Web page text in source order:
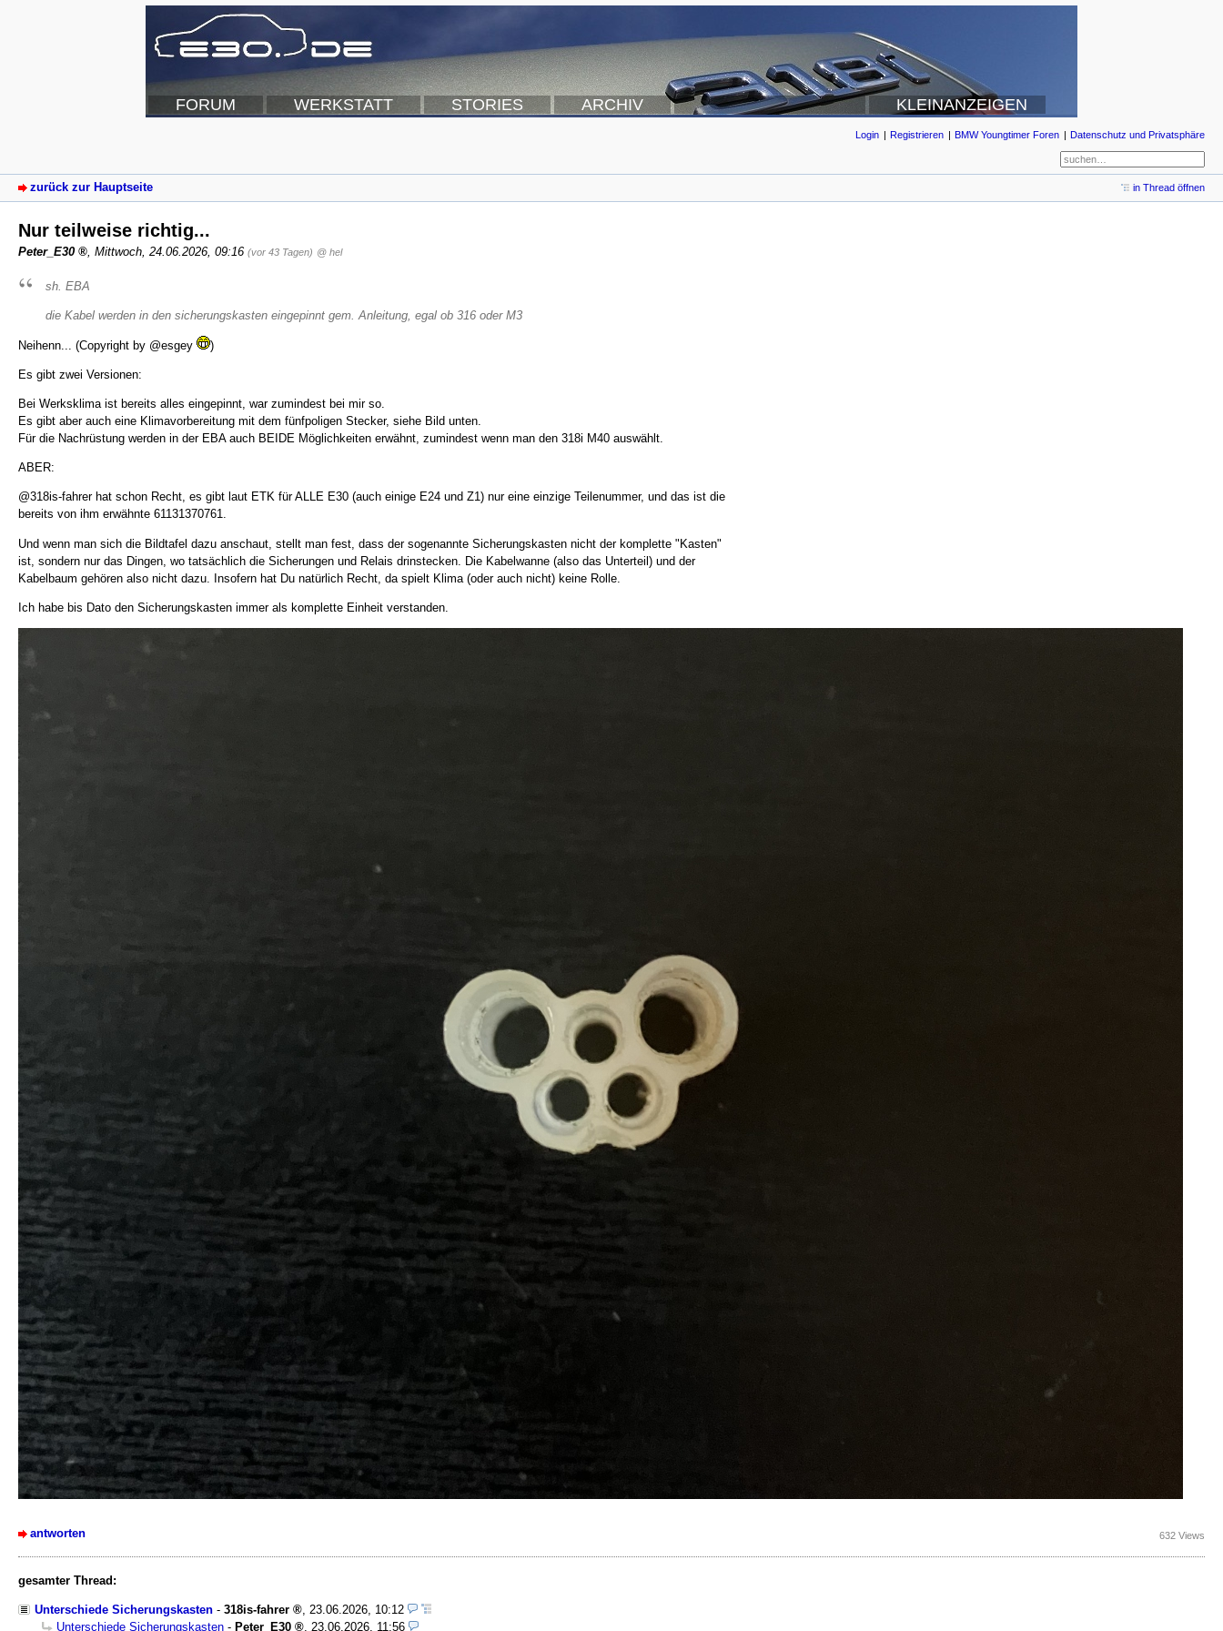
FORUM WERKSTATT STORIES ARCHIV KLEINANZEIGEN
Login Registrieren BMW Youngtimer Foren Datenschutz und Privatsphäre
zurück zur Hauptseite in Thread öffnen
Nur teilweise richtig...
Peter_E30 Mittwoch, 24.06.2026, 09:16 (vor 43 Tagen) @ hel
sh. EBA
die Kabel werden in den sicherungskasten eingepinnt gem. Anleitung, egal ob 316 oder M3
Neihenn... (Copyright by @esgey )
Es gibt zwei Versionen:
Bei Werksklima ist bereits alles eingepinnt, war zumindest bei mir so.
Es gibt aber auch eine Klimavorbereitung mit dem fünfpoligen Stecker, siehe Bild unten.
Für die Nachrüstung werden in der EBA auch BEIDE Möglichkeiten erwähnt, zumindest wenn man den 318i M40 auswählt.
ABER:
@318is-fahrer hat schon Recht, es gibt laut ETK für ALLE E30 (auch einige E24 und Z1) nur eine einzige Teilenummer, und das ist die
bereits von ihm erwähnte 61131370761.
Und wenn man sich die Bildtafel dazu anschaut, stellt man fest, dass der sogenannte Sicherungskasten nicht der komplette "Kasten"
ist, sondern nur das Dingen, wo tatsächlich die Sicherungen und Relais drinstecken. Die Kabelwanne (also das Unterteil) und der
Kabelbaum gehören also nicht dazu. Insofern hat Du natürlich Recht, da spielt Klima (oder auch nicht) keine Rolle.
Ich habe bis Dato den Sicherungskasten immer als komplette Einheit verstanden.
antworten 632 Views
gesamter Thread:
Unterschiede Sicherungskasten - 318is-fahrer
23.06.2026, 10:12
Unterschiede Sicherungskasten - Peter_E30 23.06.2026, 11:56